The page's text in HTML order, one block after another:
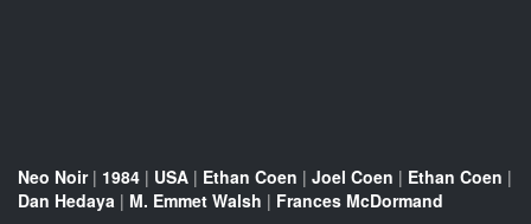
Neo Noir| 1984 | USA | Ethan Coen | Joel Coen | Ethan Coen |
Dan Hedaya | M. Emmet Walsh | Frances McDormand